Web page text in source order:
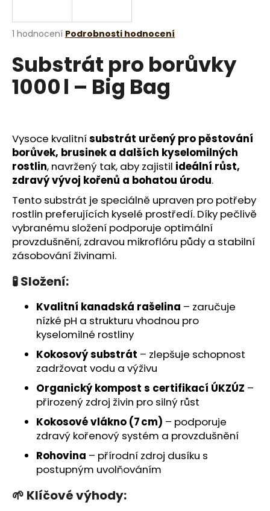
Průměrné
produktu
je
5,0
1 hodnocení Podrobnosti hodnocení
Substrát pro borůvky
1000 l – Big Bag
Vysoce kvalitnísubstrát určený pro pěstování
borůvek, brusinek a dalších kyselomilných
rostlin, navržený tak, aby zajistil ideální růst,
zdravý vývoj kořenů a bohatou úrodu.
Tento substrát je speciálně upraven pro potřeby
rostlin preferujících kyselé prostředí. Díky pečlivě
vybranému složení podporuje optimální
provzdušnění, zdravou mikroflóru půdy a stabilní
zásobování živinami.
🧪 Složení:
Kvalitní kanadská rašelina – zaručuje
nízké pH a strukturu vhodnou pro
kyselomilné rostliny
Kokosový substrát – zlepšuje schopnost
zadržovat vodu a výživu
Organický kompost s certifikací ÚKZÚZ –
přirozený zdroj živin pro silný růst
Kokosové vlákno (7 cm) – podporuje
zdravý kořenový systém a provzdušnění
Rohovina – přírodní zdroj dusíku s
postupným uvolňováním
🌱 Klíčové výhody:
j
t
?
HLEDAT
o
p
o
r
u
č
u